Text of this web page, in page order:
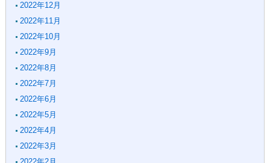
2022年12月
2022年11月
2022年10月
2022年9月
2022年8月
2022年7月
2022年6月
2022年5月
2022年4月
2022年3月